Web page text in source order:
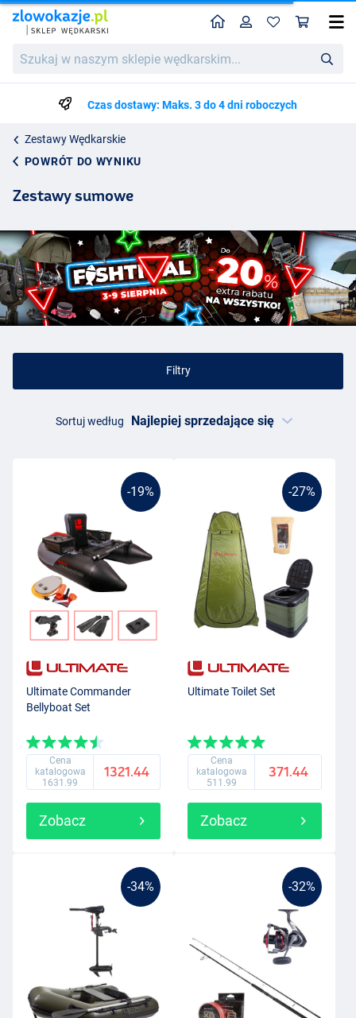
w
wędkarskim...
HomeProfil
Czas dostawy: Maks. 3 do 4 dni roboczych
Zestawy Wędkarskie
POWRÓT DO WYNIKU
Zestawy sumowe
Filtry
Sortuj według
-19%
Ultimate Commander
Bellyboat Set
Cena
katalogowa
1631.99
1321.44
Zobacz
-27%
Ultimate Toilet Set
Cena
katalogowa
511.99
371.44
Zobacz
-34% -32%